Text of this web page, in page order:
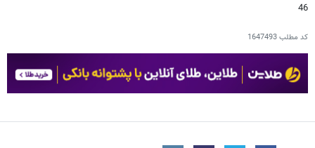
46
کد مطلب1647493